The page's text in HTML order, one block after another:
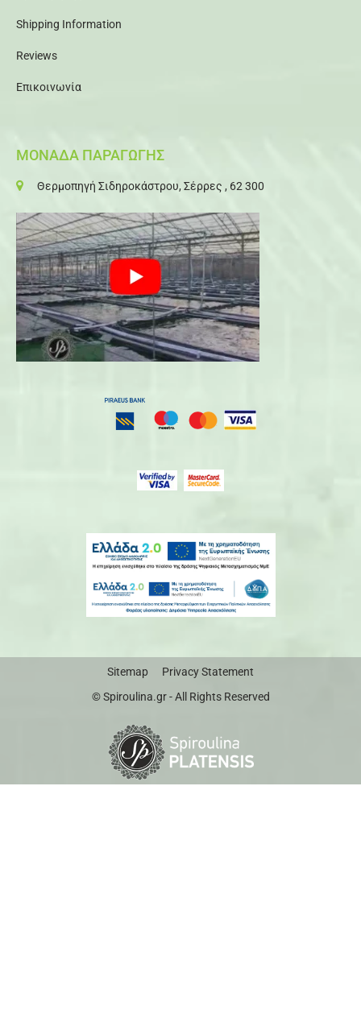
Shipping Information
Reviews
Επικοινωνία
ΜΟΝΑΔΑ ΠΑΡΑΓΩΓΗΣ
Θερμοπηγή Σιδηροκάστρου, Σέρρες , 62 300
Sitemap
Privacy Statement
© Spiroulina.gr - All Rights Reserved